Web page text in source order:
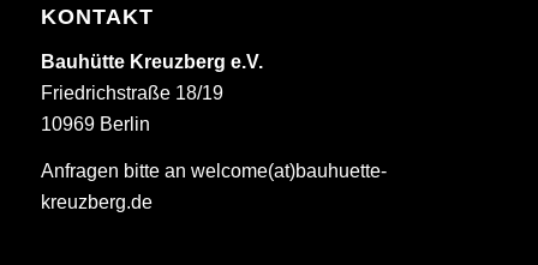
KONTAKT
Bauhütte Kreuzberg e.V.
Friedrichstraße 18/19
10969 Berlin
Anfragen bitte an welcome(at)bauhuette-
kreuzberg.de